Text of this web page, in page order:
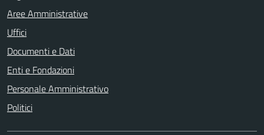
Aree Amministrative
Uffici
Documenti e Dati
Enti e Fondazioni
Personale Amministrativo
Politici